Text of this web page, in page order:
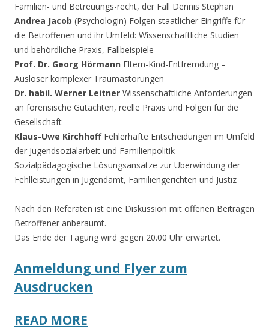
Familien- und Betreuungs-recht, der Fall Dennis Stephan
Andrea Jacob (Psychologin) Folgen staatlicher Eingriffe für
die Betroffenen und ihr Umfeld: Wissenschaftliche Studien
und behördliche Praxis, Fallbeispiele
Prof. Dr. Georg Hörmann Eltern-Kind-Entfremdung –
Auslöser komplexer Traumastörungen
Dr. habil. Werner Leitner Wissenschaftliche Anforderungen
an forensische Gutachten, reelle Praxis und Folgen für die
Gesellschaft
Klaus-Uwe KirchhoffFehlerhafte Entscheidungen im Umfeld
der Jugendsozialarbeit und Familienpolitik –
Sozialpädagogische Lösungsansätze zur Überwindung der
Fehlleistungen in Jugendamt, Familiengerichten und Justiz
Nach den Referaten ist eine Diskussion mit offenen Beiträgen
Betroffener anberaumt.
Das Ende der Tagung wird gegen 20.00 Uhr erwartet.
Anmeldung und Flyer zum
Ausdrucken
READ MORE